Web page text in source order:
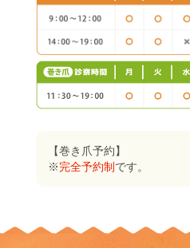
【巻き爪予約】
※完全予約制 です。